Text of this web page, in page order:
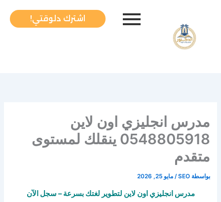
اشترك دلوقتي!
مدرس انجليزي اون لاين
0548805918 ينقلك لمستوى
متقدم
بواسطة SEO
/مايو 25, 2026
مدرس انجليزي اون لاين لتطوير لغتك بسرعة – سجل الآن